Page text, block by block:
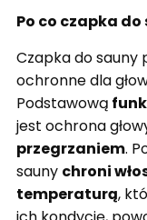
Po co czapka do
Czapka do sauny
ochronne dla
Podstawową
jest ochrona
przegrzaniem.
sauny chroni
temperaturą,